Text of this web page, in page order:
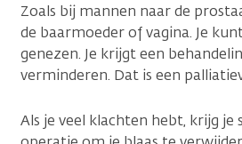
Zoals bij mannen naar de
de baarmoeder of vagina. Je
genezen. Je krijgt een
verminderen. Dat is een
Als je veel klachten hebt, krijg je